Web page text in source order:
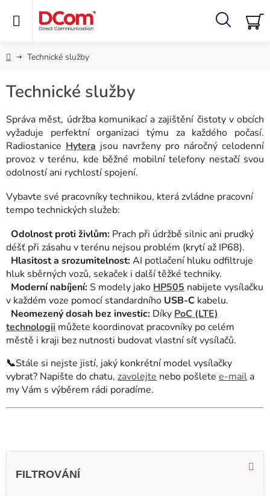
Hledat
DomůTechnické služby
Technické služby
Správa měst, údržba komunikací a zajištění čistoty v obcích
vyžaduje perfektní organizaci týmu za každého počasí.
Radiostanice Hytera jsou navrženy pro náročný celodenní
provoz v terénu, kde běžné mobilní telefony nestačí svou
odolností ani rychlostí spojení.
Vybavte své pracovníky technikou, která zvládne pracovní
tempo technických služeb:
Odolnost proti živlům: Prach při údržbě silnic ani prudký
déšť při zásahu v terénu nejsou problém (krytí až IP68).
Hlasitost a srozumitelnost:AI potlačení hluku odfiltruje
hluk sběrných vozů, sekaček i další těžké techniky.
Moderní nabíjení:S modely jako HP505 nabijete vysílačku
v každém voze pomocí standardního USB-C kabelu.
Neomezený dosah bez investic: Díky PoC (LTE)
technologii můžete koordinovat pracovníky po celém
městě i kraji bez nutnosti budovat vlastní síť vysílačů.
📞Stále si nejste jistí, jaký konkrétní model vysílačky
vybrat? Napište do chatu, zavolejte nebo pošlete e-mail a
my Vám s výběrem rádi poradíme.
V